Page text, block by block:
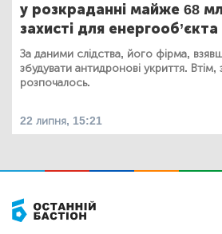
у розкраданні майже 68
захисті для енергооб’єкта
За даними слідства, його фірма,
збудувати антидронові укриття. Втім,
розпочалось.
22 липня, 15:21